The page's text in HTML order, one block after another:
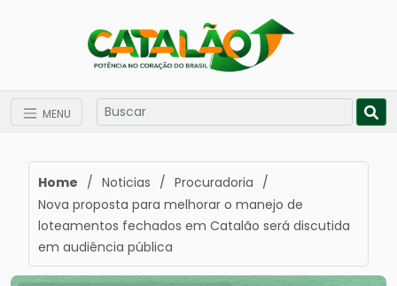
MENU
Home / Noticias / Procuradoria /
Nova proposta para melhorar o manejo de
loteamentos fechados em Catalão será discutida
em audiência pública